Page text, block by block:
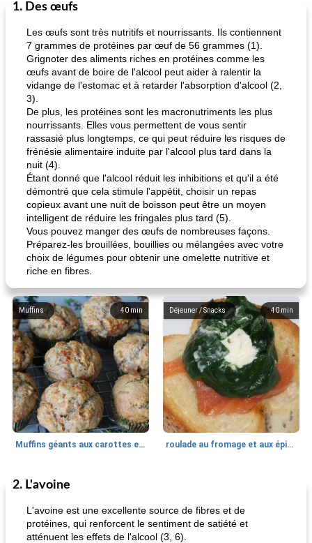
1. Des œufs
Les œufs sont très nutritifs et nourrissants. Ils contiennent
7 grammes de protéines par œuf de 56 grammes (1).
Grignoter des aliments riches en protéines comme les
œufs avant de boire de l'alcool peut aider à ralentir la
vidange de l'estomac et à retarder l'absorption d'alcool (2,
3).
De plus, les protéines sont les macronutriments les plus
nourrissants. Elles vous permettent de vous sentir
rassasié plus longtemps, ce qui peut réduire les risques de
frénésie alimentaire induite par l'alcool plus tard dans la
nuit (4).
Étant donné que l'alcool réduit les inhibitions et qu'il a été
démontré que cela stimule l'appétit, choisir un repas
copieux avant une nuit de boisson peut être un moyen
intelligent de réduire les fringales plus tard (5).
Vous pouvez manger des œufs de nombreuses façons.
Préparez-les brouillées, bouillies ou mélangées avec votre
choix de légumes pour obtenir une omelette nutritive et
riche en fibres.
40 min
Muffins
Muffins géants aux carottes et à la banane de Nif
40 min
Déjeuner / Snacks
roulade au fromage et aux épinards
Marques de confiance: recettes et
2. L'avoine
L'avoine est une excellente source de fibres et de
protéines, qui renforcent le sentiment de satiété et
atténuent les effets de l'alcool (3, 6).